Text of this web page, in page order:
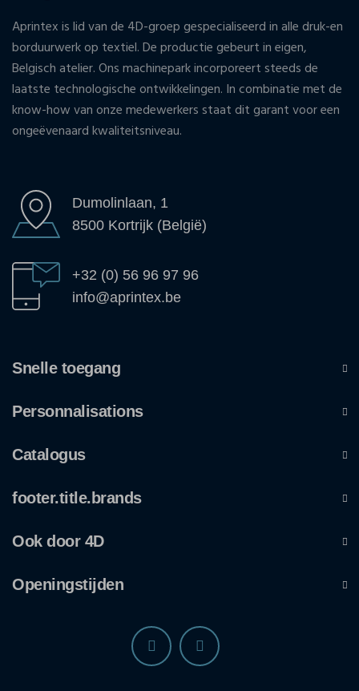
Aprintex is lid van de 4D-groep gespecialiseerd in alle druk-en
borduurwerk op textiel. De productie gebeurt in eigen,
Belgisch atelier. Ons machinepark incorporeert steeds de
laatste technologische ontwikkelingen. In combinatie met de
know-how van onze medewerkers staat dit garant voor een
ongeëvenaard kwaliteitsniveau.
Dumolinlaan, 1
8500 Kortrijk (België)
+32 (0) 56 96 97 96
info@aprintex.be
Snelle toegang
Personnalisations
Catalogus
footer.title.brands
Ook door 4D
Openingstijden